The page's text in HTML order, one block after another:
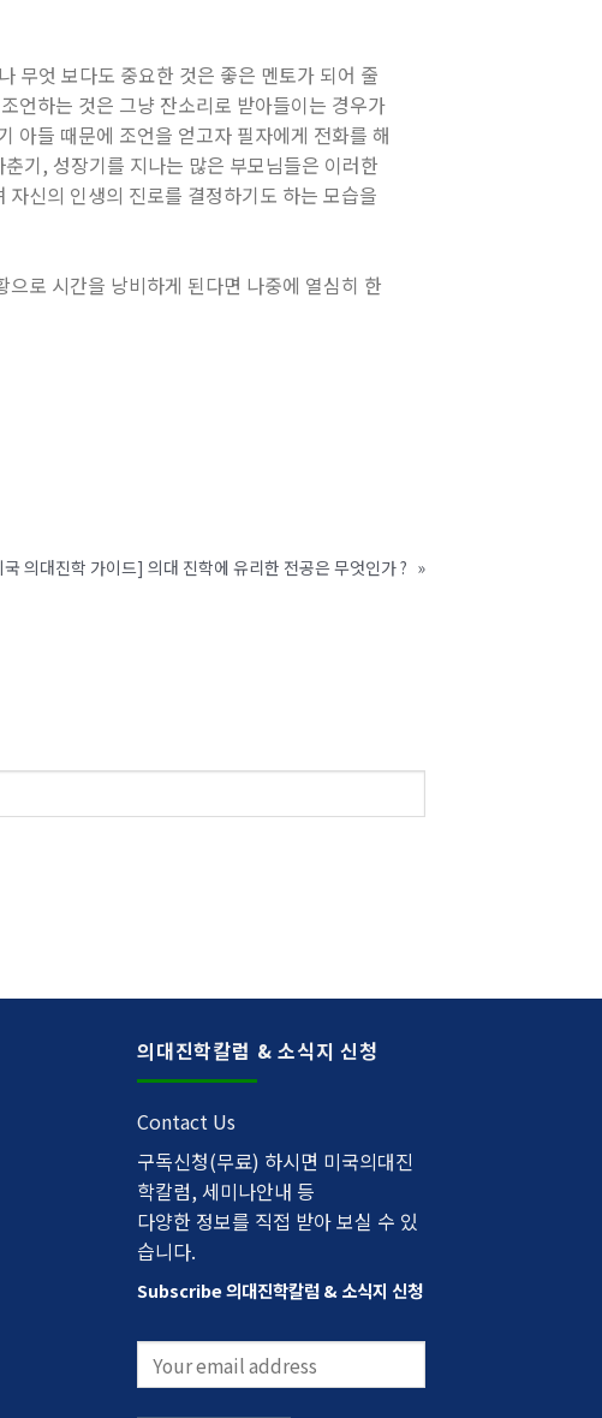
무엇 보다도 중요한 것은 좋은 멘토가 되어 줄
언하는 것은 그냥 잔소리로 받아들이는 경우가
아들 때문에 조언을 얻고자 필자에게 전화를 해
기, 성장기를 지나는 많은 부모님들은 이러한
신의 인생의 진로를 결정하기도 하는 모습을
로 시간을 낭비하게 된다면 나중에 열심히 한
의대진학 가이드] 의대 진학에 유리한 전공은 무엇인가 ? »
의대진학칼럼 & 소식지 신청
Contact Us
구독신청(무료) 하시면 미국의대진
학칼럼, 세미나안내 등
다양한 정보를 직접 받아 보실 수 있
습니다.
Subscribe 의대진학칼럼 & 소식지 신청